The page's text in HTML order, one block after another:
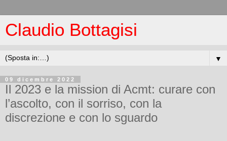
Claudio Bottagisi
▼
09 dicembre 2022
Il 2023 e la mission di Acmt: curare con
l’ascolto, con il sorriso, con la
discrezione e con lo sguardo